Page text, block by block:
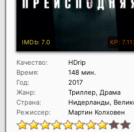
Качество:
HDrip
Время:
148 мин.
Год:
2017
Жанр:
Триллер, Драма
Страна:
Режиссер:
Мартин Колховен